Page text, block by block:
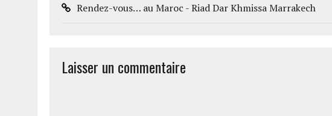
Rendez-vous… au Maroc - Riad Dar Khmissa Marrakech
Laisser un commentaire